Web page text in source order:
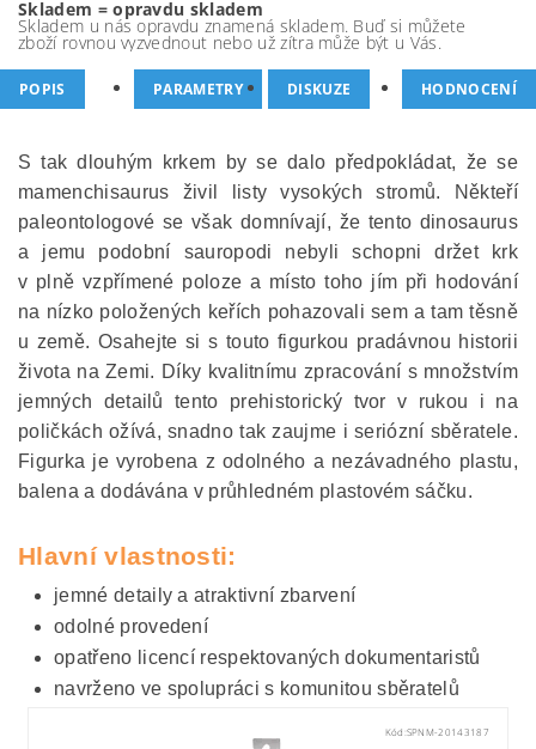
Skladem = opravdu skladem
Skladem u nás opravdu znamená skladem. Buď si můžete
zboží rovnou vyzvednout nebo už zítra může být u Vás.
POPIS PARAMETRY DISKUZE HODNOCENÍ
S tak dlouhým krkem by se dalo předpokládat, že se
mamenchisaurus živil listy vysokých stromů. Někteří
paleontologové se však domnívají, že tento dinosaurus
a jemu podobní sauropodi nebyli schopni držet krk
v plně vzpřímené poloze a místo toho jím při hodování
na nízko položených keřích pohazovali sem a tam těsně
u země. Osahejte si s touto figurkou pradávnou historii
života na Zemi. Díky kvalitnímu zpracování s množstvím
jemných detailů tento prehistorický tvor v rukou i na
poličkách ožívá, snadno tak zaujme i seriózní sběratele.
Figurka je vyrobena z odolného a nezávadného plastu,
balena a dodávána v průhledném plastovém sáčku.
Hlavní vlastnosti:
jemné detaily a atraktivní zbarvení
odolné provedení
opatřeno licencí respektovaných dokumentaristů
navrženo ve spolupráci s komunitou sběratelů
Kód: SPNM-20143187